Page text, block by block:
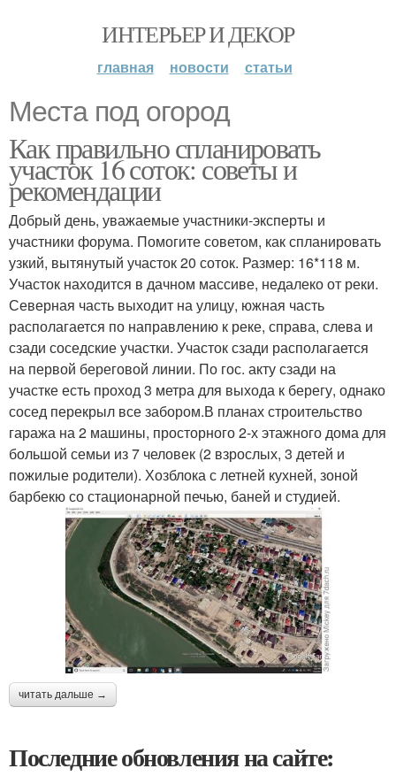
ИНТЕРЬЕР И ДЕКОР
главная новости статьи
Места под огород
Как правильно спланировать
участок 16 соток: советы и
рекомендации
Добрый день, уважаемые участники-эксперты и
участники форума. Помогите советом, как спланировать
узкий, вытянутый участок 20 соток. Размер: 16*118 м.
Участок находится в дачном массиве, недалеко от реки.
Северная часть выходит на улицу, южная часть
располагается по направлению к реке, справа, слева и
сзади соседские участки. Участок сзади располагается
на первой береговой линии. По гос. акту сзади на
участке есть проход 3 метра для выхода к берегу, однако
сосед перекрыл все забором.В планах строительство
гаража на 2 машины, просторного 2-х этажного дома для
большой семьи из 7 человек (2 взрослых, 3 детей и
пожилые родители). Хозблока с летней кухней, зоной
барбекю со стационарной печью, баней и студией.
читать дальше →
Последние обновления на сайте: